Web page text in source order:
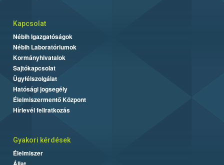
Kapcsolat
Nébih Igazgatóságok
Nébih Laboratóriumok
Kormányhivatalok
Sajtókapcsolat
Ügyfélszolgálat
Hatósági jogsegély
Élelmiszermentő Központ
Hírlevél feliratkozás
Gyakori kérdések
Élelmiszer